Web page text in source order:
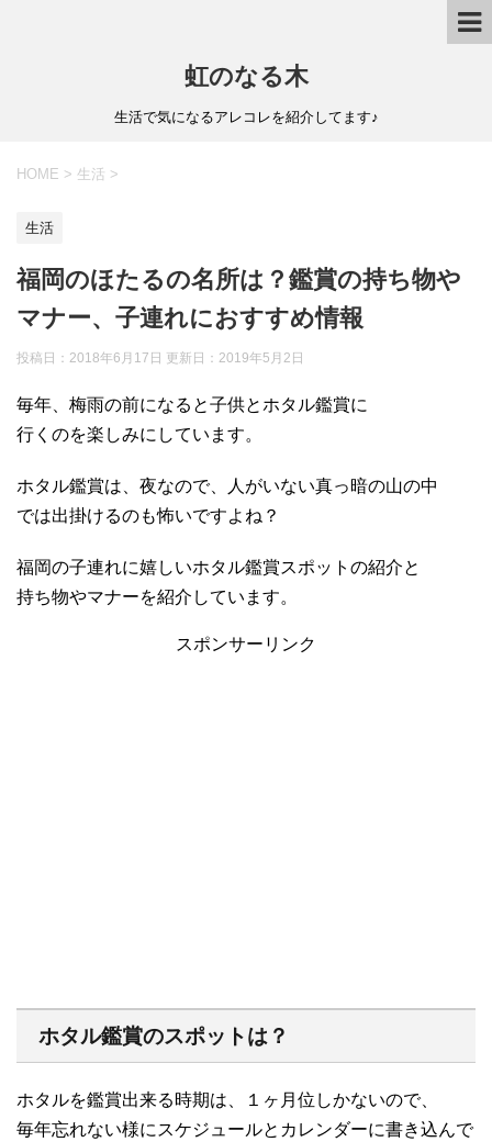
虹のなる木
生活で気になるアレコレを紹介してます♪
HOME > 生活 >
生活
福岡のほたるの名所は？鑑賞の持ち物や
マナー、子連れにおすすめ情報
投稿日：2018年6月17日 更新日： 2019年5月2日
毎年、梅雨の前になると子供とホタル鑑賞に
行くのを楽しみにしています。
ホタル鑑賞は、夜なので、人がいない真っ暗の山の中
では出掛けるのも怖いですよね？
福岡の子連れに嬉しいホタル鑑賞スポットの紹介と
持ち物やマナーを紹介しています。
スポンサーリンク
ホタル鑑賞のスポットは？
ホタルを鑑賞出来る時期は、１ヶ月位しかないので、
毎年忘れない様にスケジュールとカレンダーに書き込んで